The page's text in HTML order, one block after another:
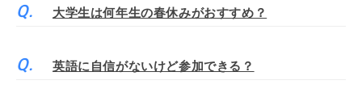
大学生は何年生の春休みがおすすめ？
英語に自信がないけど参加できる？